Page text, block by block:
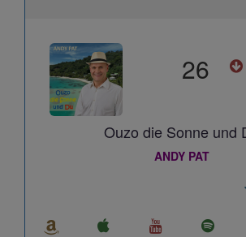
26
Ouzo die Sonne und
ANDY PAT